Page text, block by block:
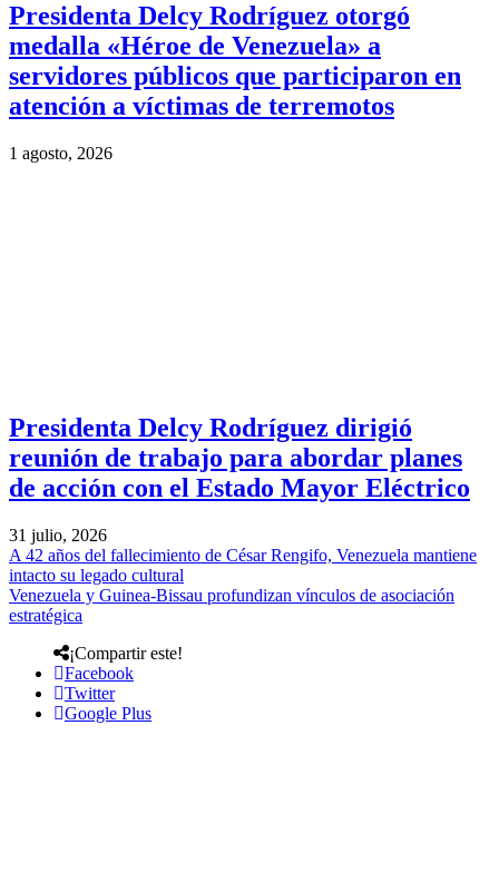
Presidenta Delcy Rodríguez otorgó
medalla «Héroe de Venezuela» a
servidores públicos que participaron en
atención a víctimas de terremotos
1 agosto, 2026
Presidenta Delcy Rodríguez dirigió
reunión de trabajo para abordar planes
de acción con el Estado Mayor Eléctrico
31 julio, 2026
A 42 años del fallecimiento de César Rengifo, Venezuela mantiene
intacto su legado cultural
Venezuela y Guinea-Bissau profundizan vínculos de asociación
estratégica
¡Compartir este!
Facebook
Twitter
Google Plus